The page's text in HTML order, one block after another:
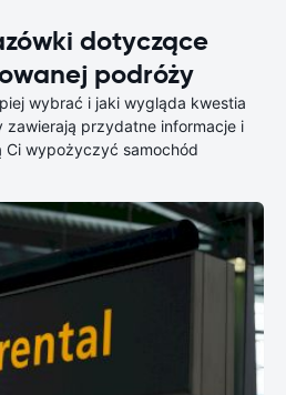
dotyczące
podróży
wybrać i jaki wygląda kwestia
zawierają przydatne informacje i
wypożyczyć samochód